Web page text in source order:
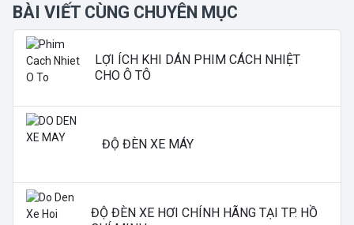
BÀI VIẾT CÙNG CHUYÊN MỤC
LỢI ÍCH KHI DÁN PHIM CÁCH NHIỆT
CHO Ô TÔ
ĐỘ ĐÈN XE MÁY
ĐỘ ĐÈN XE HƠI CHÍNH HÃNG TẠI TP. HỒ